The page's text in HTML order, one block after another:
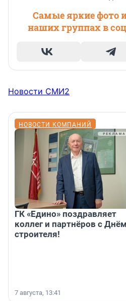
Самые яркие фото
наших группах в
Новости СМИ2
НОВОСТИ КОМПАНИЙ
ГК «Едино» поздравляет
коллег и партнёров с Днём
строителя!
7 августа, 13:41